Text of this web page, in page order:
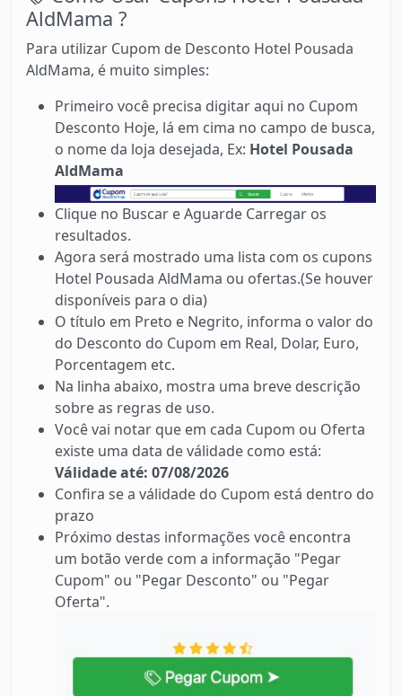
AldMama ?
Para utilizar Cupom de Desconto Hotel Pousada
AldMama, é muito simples:
Primeiro você precisa digitar aqui no Cupom
Desconto Hoje, lá em cima no campo de busca,
o nome da loja desejada, Ex: Hotel Pousada
AldMama
Clique no Buscar e Aguarde Carregar os
resultados.
Agora será mostrado uma lista com os cupons
Hotel Pousada AldMama ou ofertas.(Se houver
disponíveis para o dia)
O título em Preto e Negrito, informa o valor do
do Desconto do Cupom em Real, Dolar, Euro,
Porcentagem etc.
Na linha abaixo, mostra uma breve descrição
sobre as regras de uso.
Você vai notar que em cada Cupom ou Oferta
existe uma data de válidade como está:
Válidade até: 07/08/2026
Confira se a válidade do Cupom está dentro do
prazo
Próximo destas informações você encontra
um botão verde com a informação "Pegar
Cupom" ou "Pegar Desconto" ou "Pegar
Oferta".